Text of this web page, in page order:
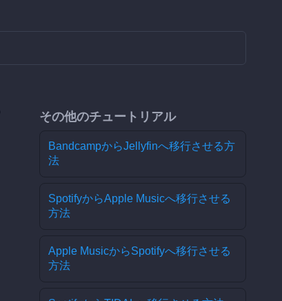
その他のチュートリアル
BandcampからJellyfinへ移行させる方
法
SpotifyからApple Musicへ移行させる
方法
Apple MusicからSpotifyへ移行させる
方法